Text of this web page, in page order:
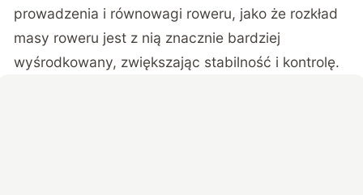
prowadzenia i równowagi roweru, jako że rozkład
masy roweru jest z nią znacznie bardziej
wyśrodkowany, zwiększając stabilność i kontrolę.